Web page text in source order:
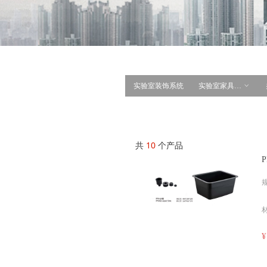
共 10 个产品
实验室装饰系统 ꀁ
实验室家具系统